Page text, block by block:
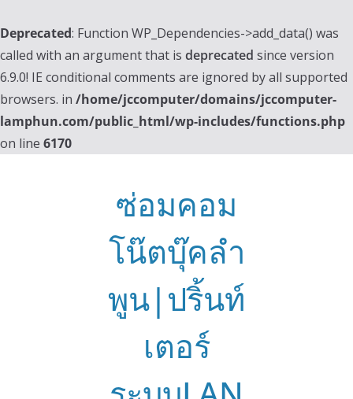
Deprecated: Function WP_Dependencies->add_data() was
called with an argument that is deprecated since version
6.9.0! IE conditional comments are ignored by all supported
browsers. in /home/jccomputer/domains/jccomputer-
lamphun.com/public_html/wp-includes/functions.php
on line 6170
ซ่อมคอม
โน๊ตบุ๊คลำ
พูน|ปริ้นท์
เตอร์